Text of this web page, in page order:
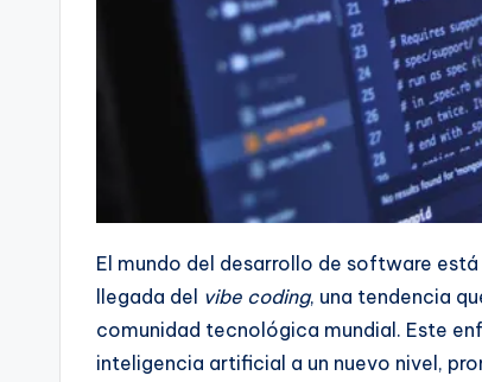
El mundo del desarrollo de software
llegada del vibe coding, una tendencia
comunidad tecnológica mundial. Este
inteligencia artificial a un nuevo nivel,